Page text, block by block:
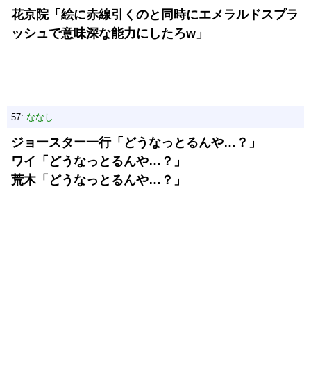
花京院「絵に赤線引くのと同時にエメラルドスプラ
ッシュで意味深な能力にしたろw」
57: ななし
ジョースター一行「どうなっとるんや…？」
ワイ「どうなっとるんや…？」
荒木「どうなっとるんや…？」